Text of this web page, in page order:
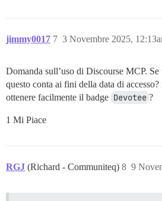
jimmy0017 3 Novembre 2025,
7
Domanda sull’uso di Discourse MCP.
questo conta ai fini della data di
ottenere facilmente il badge Devotee ?
1 Mi Piace
RGJ (Richard - Communiteq) 9
8